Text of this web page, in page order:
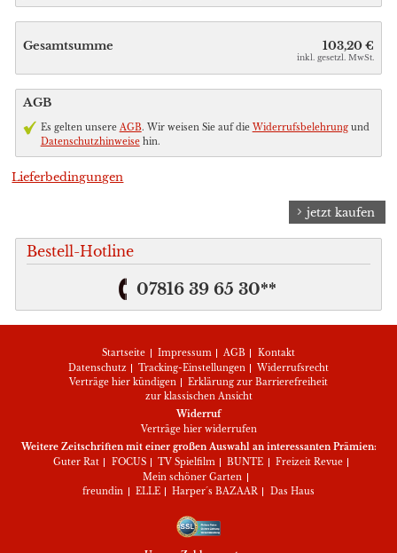
Gesamtsumme 103,20 €
inkl. gesetzl. MwSt.
AGB
Es gelten unsere AGB. Wir weisen Sie auf die Widerrufsbelehrungund
Datenschutzhinweisehin.
Lieferbedingungen
jetzt kaufen
Bestell-Hotline
07816 39 65 30**
Startseite Impressum AGB
Kontakt
Datenschutz
Tracking-Einstellungen
Widerrufsrecht
Verträge hier kündigen
Erklärung zur Barrierefreiheit
zur klassischen Ansicht
Widerruf
Verträge hier widerrufen
Weitere Zeitschriften mit einer großen Auswahl an interessanten Prämien:
Guter Rat
FOCUS TV Spielfilm BUNTE
Freizeit Revue
Mein schöner Garten
freundin
ELLE Harper´s BAZAAR Das Haus